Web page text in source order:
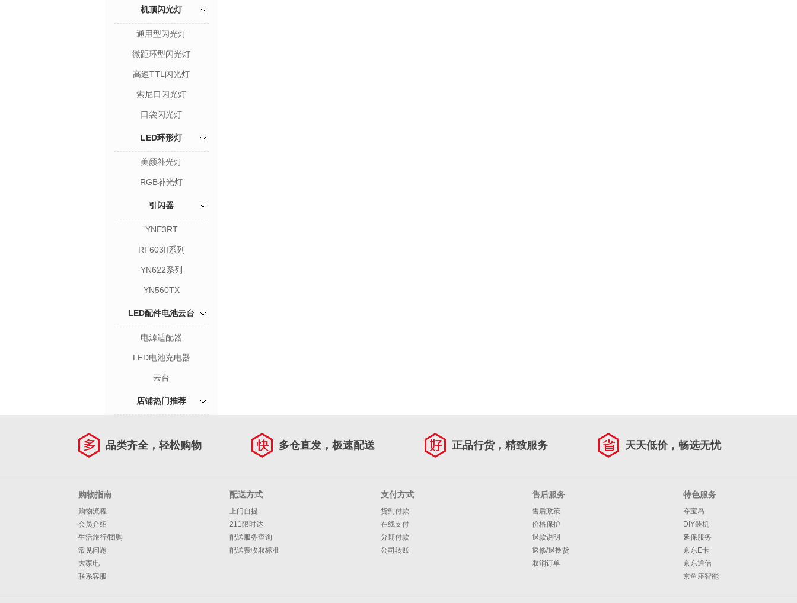
机顶闪光灯
通用型闪光灯
微距环型闪光灯
高速TTL闪光灯
索尼口闪光灯
口袋闪光灯
LED环形灯
美颜补光灯
RGB补光灯
引闪器
YNE3RT
RF603II系列
YN622系列
YN560TX
LED配件电池云台
电源适配器
LED电池充电器
云台
店铺热门推荐
品类齐全，轻松购物 多仓直发，极速配送 正品行货，精致服务 天天低价，畅选无忧
购物指南
购物流程
会员介绍
生活旅行/团购
常见问题
大家电
联系客服
配送方式
上门自提
211限时达
配送服务查询
配送费收取标准
支付方式
货到付款
在线支付
分期付款
公司转账
售后服务
售后政策
价格保护
退款说明
返修/退换货
取消订单
特色服务
夺宝岛
DIY装机
延保服务
京东E卡
京东通信
京鱼座智能